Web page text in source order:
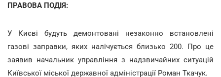
ПРАВОВА ПОДІЯ:
У Києві будуть демонтовані незаконно встановлені
газові заправки, яких налічується близько 200. Про це
заявив начальник управління з надзвичайних ситуацій
Київської міської державної адміністрації Роман Ткачук.